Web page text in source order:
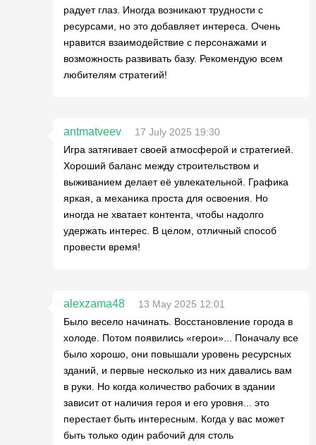
радует глаз. Иногда возникают трудности с
ресурсами, но это добавляет интереса. Очень
нравится взаимодействие с персонажами и
возможность развивать базу. Рекомендую всем
любителям стратегий!
antmatveev
17 July 2025 19:30
Игра затягивает своей атмосферой и стратегией.
Хороший баланс между строительством и
выживанием делает её увлекательной. Графика
яркая, а механика проста для освоения. Но
иногда не хватает контента, чтобы надолго
удержать интерес. В целом, отличный способ
провести время!
alexzama48
13 May 2025 12:01
Было весело начинать. Восстановление города в
холоде. Потом появились «герои»... Поначалу все
было хорошо, они повышали уровень ресурсных
зданий, и первые несколько из них давались вам
в руки. Но когда количество рабочих в здании
зависит от наличия героя и его уровня... это
перестает быть интересным. Когда у вас может
быть только один рабочий для столь